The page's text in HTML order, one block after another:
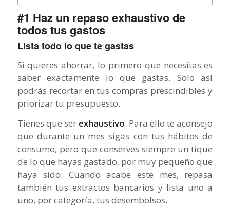
#1 Haz un repaso exhaustivo de
todos tus gastos
Lista todo lo que te gastas
Si quieres ahorrar, lo primero que necesitas es
saber exactamente lo que gastas. Solo así
podrás recortar en tus compras prescindibles y
priorizar tu presupuesto.
Tienes que ser exhaustivo. Para ello te aconsejo
que durante un mes sigas con tus hábitos de
consumo, pero que conserves siempre un tique
de lo que hayas gastado, por muy pequeño que
haya sido. Cuando acabe este mes, repasa
también tus extractos bancarios y lista uno a
uno, por categoría, tus desembolsos.